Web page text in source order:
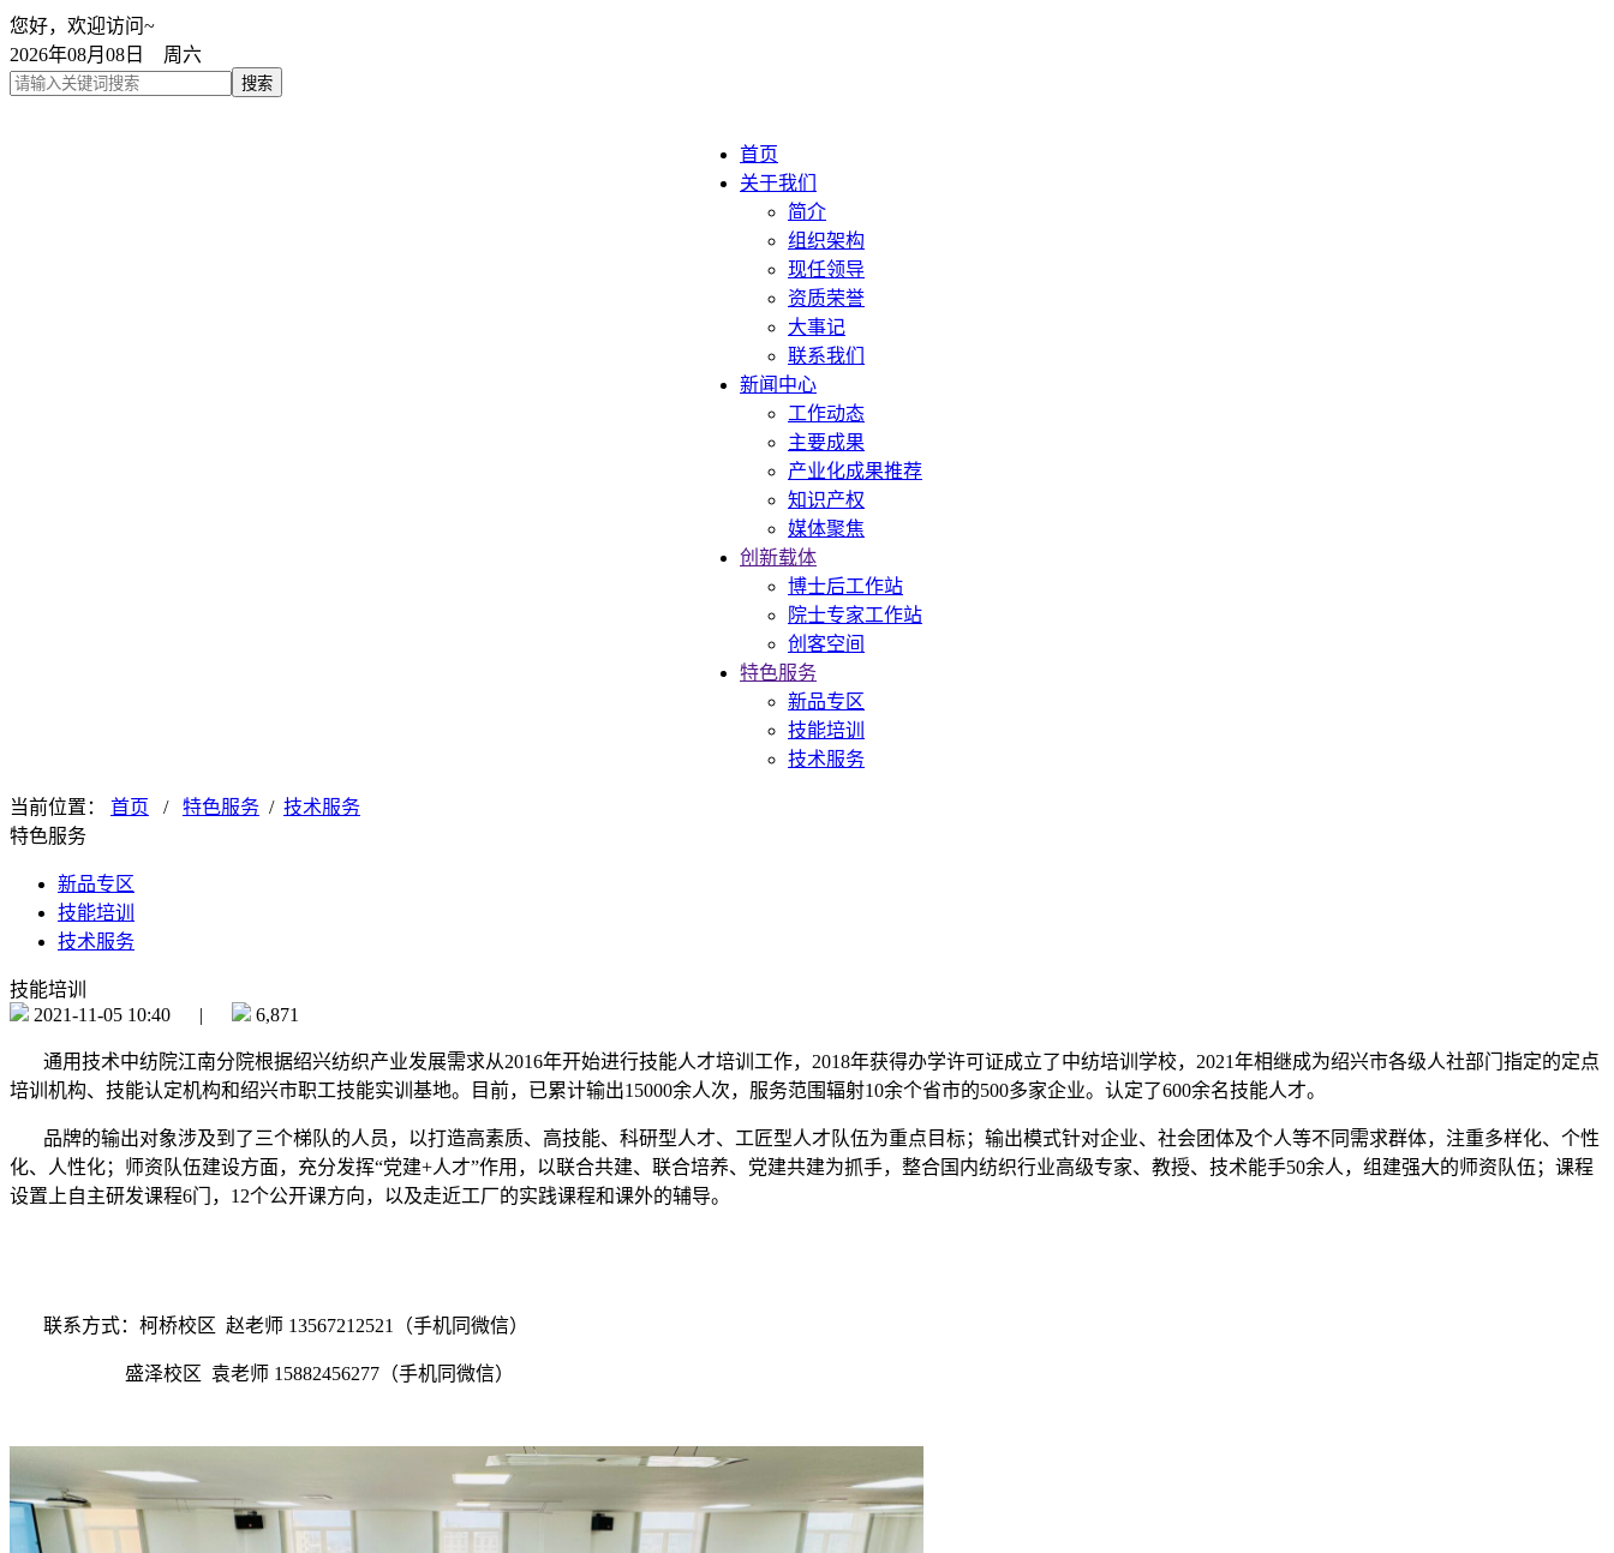
您好，欢迎访问~
2026年08月08日 周六
首页
关于我们
简介
组织架构
现任领导
资质荣誉
大事记
联系我们
新闻中心
工作动态
主要成果
产业化成果推荐
知识产权
媒体聚焦
创新载体
博士后工作站
院士专家工作站
创客空间
特色服务
新品专区
技能培训
技术服务
当前位置： 首页 / 特色服务 / 技术服务
特色服务
新品专区
技能培训
技术服务
技能培训
2021-11-05 10:40 |
6,871
通用技术中纺院江南分院根据绍兴纺织产业发展需求从2016年开始进行技能人才培训工作，2018年获得办学许可证成立了中纺培训学校，2021年相继成为绍兴市各级人社部门指定的定点
培训机构、技能认定机构和绍兴市职工技能实训基地。目前，已累计输出15000余人次，服务范围辐射10余个省市的500多家企业。认定了600余名技能人才。
品牌的输出对象涉及到了三个梯队的人员，以打造高素质、高技能、科研型人才、工匠型人才队伍为重点目标；输出模式针对企业、社会团体及个人等不同需求群体，注重多样化、个性
化、人性化；师资队伍建设方面，充分发挥“党建+人才”作用，以联合共建、联合培养、党建共建为抓手，整合国内纺织行业高级专家、教授、技术能手50余人，组建强大的师资队伍；课程
设置上自主研发课程6门，12个公开课方向，以及走近工厂的实践课程和课外的辅导。
联系方式：柯桥校区 赵老师 13567212521（手机同微信）
盛泽校区 袁老师 15882456277（手机同微信）